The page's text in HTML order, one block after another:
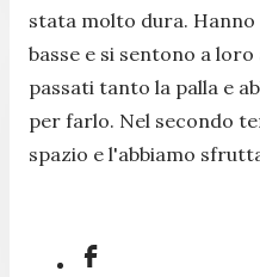
stata molto dura. Hanno
basse e si sentono a
passati tanto la palla e
per farlo. Nel secondo
spazio e l'abbiamo